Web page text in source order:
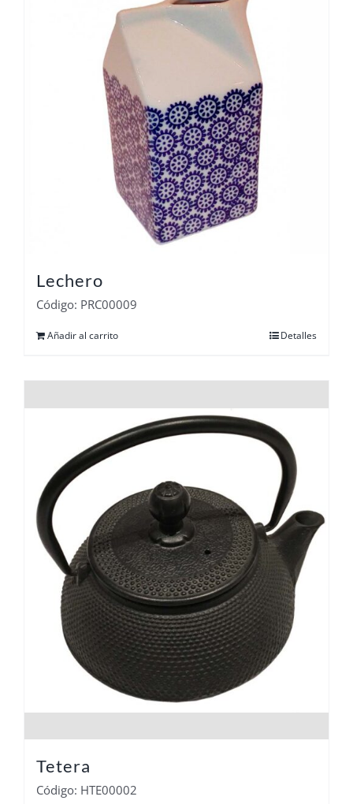
Lechero
Código: PRC00009
Añadir al carrito Detalles
Tetera
Código: HTE00002